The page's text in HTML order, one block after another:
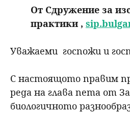
От Сдружение за
практики ,
Уважаеми госпожи и
С настоящото правим
реда на глава пета от
биологичното